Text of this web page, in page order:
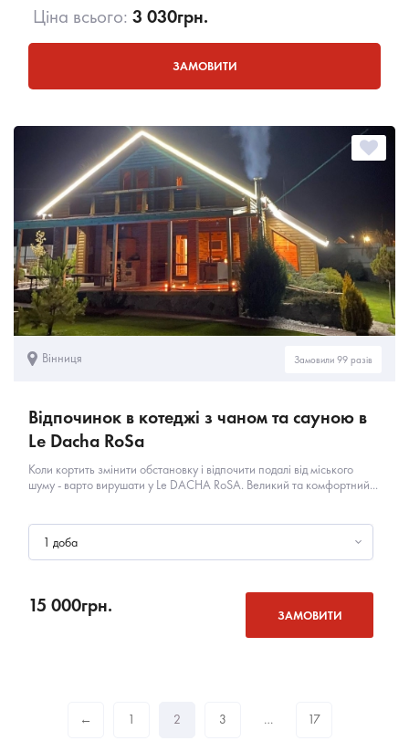
Ціна всього: 3 030грн.
ЗАМОВИТИ
Вінниця Замовили 99 разів
Відпочинок в котеджі з чаном та сауною в
Le Dacha RoSa
Коли кортить змінити обстановку і відпочити подалі від міського
шуму - варто вирушати у Le DACHA RoSA. Великий та комфортний...
1 доба
15 000грн. ЗАМОВИТИ
← 1 2 3 … 17